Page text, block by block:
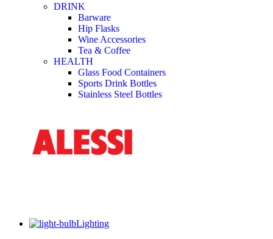
DRINK
Barware
Hip Flasks
Wine Accessories
Tea & Coffee
HEALTH
Glass Food Containers
Sports Drink Bottles
Stainless Steel Bottles
Lighting